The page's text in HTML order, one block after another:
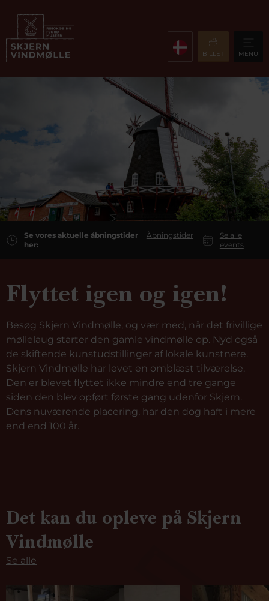
BILLET MENU
Flyttet igen og igen!
Besøg Skjern Vindmølle, og vær med, når det frivillige
møllelaug starter den gamle vindmølle op. Nyd også
de skiftende kunstudstillinger af lokale kunstnere.
Skjern Vindmølle har levet en omblæst tilværelse.
Den er blevet flyttet ikke mindre end tre gange
siden den blev opført første gang udenfor Skjern.
Dens nuværende placering, har den dog haft i mere
end end 100 år.
Se vores aktuelle åbningstider
her:
Åbningstider
Se alle
events
Det kan du opleve på Skjern
Vindmølle
Se alle